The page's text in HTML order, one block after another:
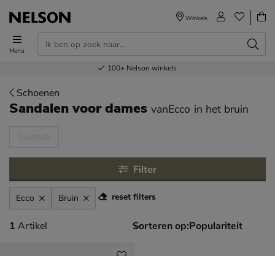
Menu
Winkels
Voor 23.00u besteld,volgende dag in huis
Gratisverzending en retour
Bestel nu,betaal later
100+ Nelson winkels
Schoenen
Sandalen voor dames vanEcco in het bruin
Filter
Ecco Bruin reset filters
1 artikel
1 Artikel Sorteren op: